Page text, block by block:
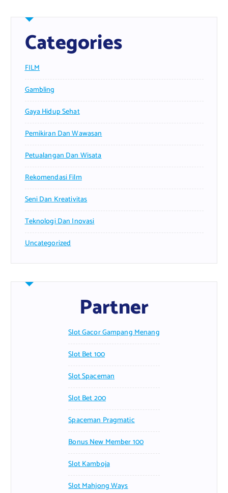
Categories
FILM
Gambling
Gaya Hidup Sehat
Pemikiran Dan Wawasan
Petualangan Dan Wisata
Rekomendasi Film
Seni Dan Kreativitas
Teknologi Dan Inovasi
Uncategorized
Partner
Slot Gacor Gampang Menang
Slot Bet 100
Slot Spaceman
Slot Bet 200
Spaceman Pragmatic
Bonus New Member 100
Slot Kamboja
Slot Mahjong Ways